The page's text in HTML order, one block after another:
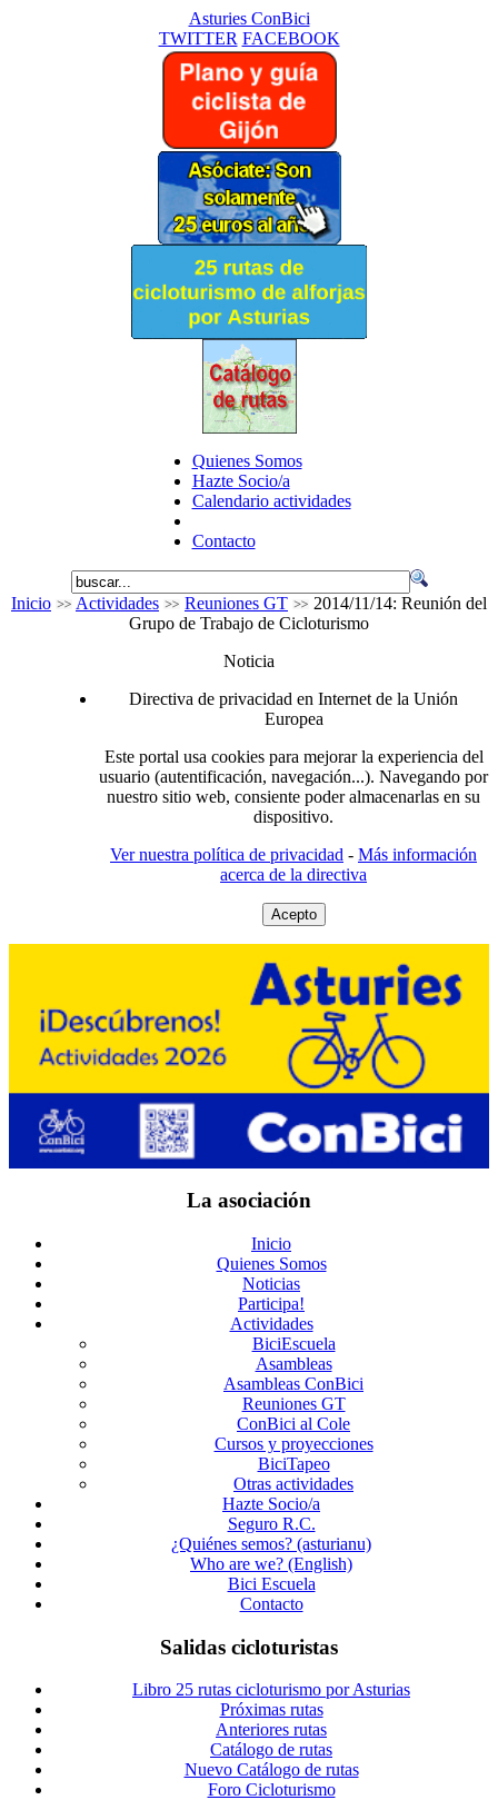
Asturies ConBici
TWITTER FACEBOOK
Quienes Somos
Hazte Socio/a
Calendario actividades
Contacto
Inicio Actividades Reuniones GT
2014/11/14: Reunión del
Grupo de Trabajo de Cicloturismo
Noticia
Directiva de privacidad en Internet de la Unión
Europea
Este portal usa cookies para mejorar la experiencia del
usuario (autentificación, navegación...). Navegando por
nuestro sitio web, consiente poder almacenarlas en su
dispositivo.
Ver nuestra política de privacidad - Más información
acerca de la directiva
Acepto
La asociación
Inicio
Quienes Somos
Noticias
Participa!
Actividades
BiciEscuela
Asambleas
Asambleas ConBici
Reuniones GT
ConBici al Cole
Cursos y proyecciones
BiciTapeo
Otras actividades
Hazte Socio/a
Seguro R.C.
¿Quiénes semos? (asturianu)
Who are we? (English)
Bici Escuela
Contacto
Salidas cicloturistas
Libro 25 rutas cicloturismo por Asturias
Próximas rutas
Anteriores rutas
Catálogo de rutas
Nuevo Catálogo de rutas
Foro Cicloturismo